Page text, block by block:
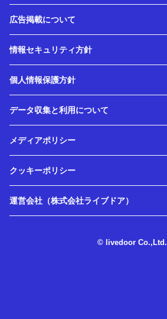
広告掲載について
情報セキュリティ方針
個人情報保護方針
データ収集と利用について
メディアポリシー
クッキーポリシー
運営会社（株式会社ライブドア）
© livedoor Co.,Ltd.